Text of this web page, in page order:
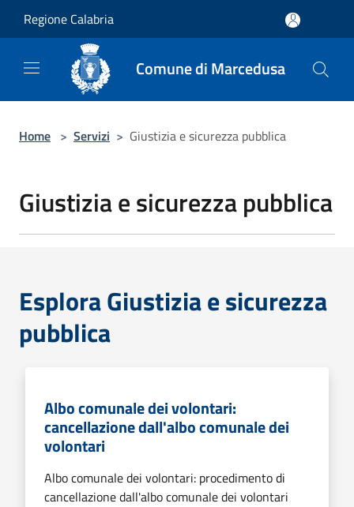
Regione Calabria
Comune di Marcedusa
Home > Servizi > Giustizia e sicurezza pubblica
Giustizia e sicurezza pubblica
Esplora Giustizia e sicurezza
pubblica
Albo comunale dei volontari:
cancellazione dall'albo comunale dei
volontari
Albo comunale dei volontari: procedimento di
cancellazione dall'albo comunale dei volontari